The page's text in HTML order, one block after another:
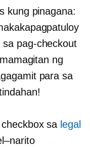
kung pinagana:
pag-checkout
ng
para sa
sa legal